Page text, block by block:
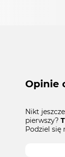
Opinie
Nikt
pierwszy?
Podziel się